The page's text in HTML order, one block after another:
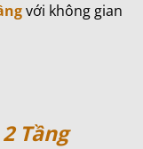
với không gian
Tầng